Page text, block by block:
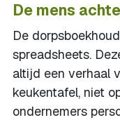
De mens
De
spreadsheets.
altijd een verhaal
keukentafel, niet
ondernemers